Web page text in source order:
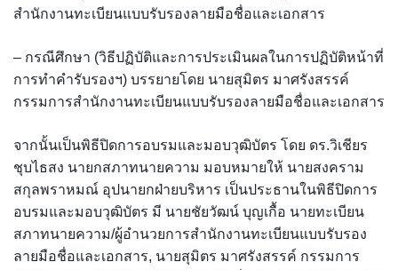
สำนักงานทะเบียนแบบรับรองลายมือชื่อและเอกสาร
– กรณีศึกษา (วิธีปฏิบัติและการประเมินผลในการปฏิบัติหน้าที่
การทำคำรับรองฯ) บรรยายโดย นายสุมิตร มาศรังสรรค์
กรรมการสำนักงานทะเบียนแบบรับรองลายมือชื่อและเอกสาร
จากนั้นเป็นพิธีปิดการอบรมและมอบวุฒิบัตร โดย ดร.วิเชียร
ชุบไธสง นายกสภาทนายความ มอบหมายให้ นายสงคราม
สกุลพราหมณ์ อุปนายกฝ่ายบริหาร เป็นประธานในพิธีปิดการ
อบรมและมอบวุฒิบัตร มี นายชัยวัฒน์ บุญเกื้อ นายทะเบียน
สภาทนายความ/ผู้อำนวยการสำนักงานทะเบียนแบบรับรอง
ลายมือชื่อและเอกสาร, นายสุมิตร มาศรังสรรค์ กรรมการ